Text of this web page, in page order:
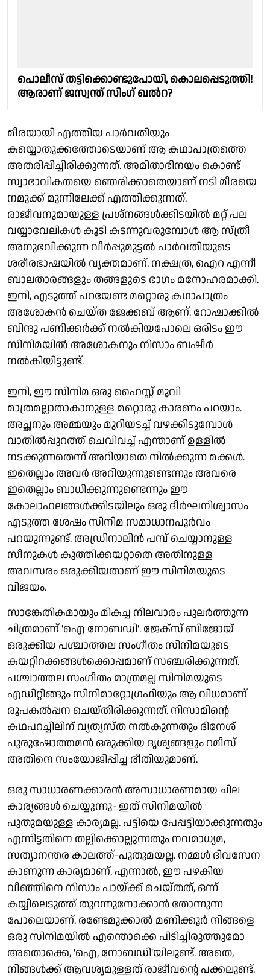
പൊലീസ് തട്ടിക്കൊണ്ടുപോയി, കൊലപ്പെടുത്തി!
ആരാണ് ജസ്വന്ത് സിംഗ് ഖൽറ?
മീരയായി എത്തിയ പാർവതിയും
കയ്യൊതുക്കത്തോടെയാണ് ആ കഥാപാത്രത്തെ
അതരിപ്പിച്ചിരിക്കുന്നത്. അമിതാഭിനയം കൊണ്ട്
സ്വാഭാവികതയെ ഞെരിക്കാതെയാണ് നടി മീരയെ
നമുക്ക് മുന്നിലേക്ക് എത്തിക്കുന്നത്.
രാജീവനുമായുള്ള പ്രശ്നങ്ങൾക്കിടയിൽ മറ്റ് പല
വയ്യാവേലികൾ കൂടി കടന്നുവരുമ്പോൾ ആ സ്ത്രീ
അനുഭവിക്കുന്ന വീർപ്പുമുട്ടൽ പാർവതിയുടെ
ശരീരഭാഷയിൽ വ്യക്തമാണ്. നക്ഷത്ര, ഐറ എന്നീ
ബാലതാരങ്ങളും തങ്ങളുടെ ഭാഗം മനോഹരമാക്കി.
ഇനി, എടുത്ത് പറയേണ്ട മറ്റൊരു കഥാപാത്രം
അശോകൻ ചെയ്ത ജേക്കബ് ആണ്. റോഷാക്കിൽ
ബിന്ദു പണിക്കർക്ക് നൽകിയപോലെ ഒരിടം ഈ
സിനിമയിൽ അശോകനും നിസാം ബഷീർ
നൽകിയിട്ടുണ്ട്.
ഇനി, ഈ സിനിമ ഒരു ഹൈസ്റ്റ് മൂവി
മാത്രമല്ലാതാകാനുള്ള മറ്റൊരു കാരണം പറയാം.
അച്ഛനും അമ്മയും മുറിയടച്ച് വഴക്കിടുമ്പോൾ
വാതിൽപ്പുറത്ത് ചെവിവച്ച് എന്താണ് ഉള്ളിൽ
നടക്കുന്നതെന്ന് അറിയാതെ നിൽക്കുന്ന മക്കൾ.
ഇതെല്ലാം അവർ അറിയുന്നുണ്ടെന്നും അവരെ
ഇതെല്ലാം ബാധിക്കുന്നുണ്ടെന്നും ഈ
കോലാഹലങ്ങൾക്കിടയിലും ഒരു ദീർഘനിശ്വാസം
എടുത്ത ശേഷം സിനിമ സമാധാനപൂർവം
പറയുന്നുണ്ട്. അഡ്രിനാലിൻ പമ്പ് ചെയ്യാനുള്ള
സീനുകൾ കുത്തിക്കയറ്റാതെ അതിനുള്ള
അവസരം ഒരുക്കിയതാണ് ഈ സിനിമയുടെ
വിജയം.
സാങ്കേതികമായും മികച്ച നിലവാരം പുലർത്തുന്ന
ചിത്രമാണ് 'ഐ നോബഡി'. ജേക്‌സ് ബിജോയ്
ഒരുക്കിയ പശ്ചാത്തല സംഗീതം സിനിമയുടെ
കയറ്റിറക്കങ്ങൾക്കൊപ്പമാണ് സഞ്ചരിക്കുന്നത്.
പശ്ചാത്തല സംഗീതം മാത്രമല്ല സിനിമയുടെ
എഡിറ്റിങ്ങും സിനിമാറ്റോഗ്രഫിയും ആ വിധമാണ്
രൂപകൽപ്പന ചെയ്തിരിക്കുന്നത്. നിസാമിന്റെ
കഥപറച്ചിലിന് വ്യത്യസ്ത നൽകുന്നതും ദിനേശ്
പുരുഷോത്തമൻ ഒരുക്കിയ ദൃശ്യങ്ങളും റമീസ്
അതിനെ സംയോജിപ്പിച്ച രീതിയുമാണ്.
ഒരു സാധാരണക്കാരൻ അസാധാരണമായ ചില
കാര്യങ്ങൾ ചെയ്യുന്നു- ഇത് സിനിമയിൽ
പുതുമയുള്ള കാര്യമല്ല. പട്ടിയെ പേപ്പട്ടിയാക്കുന്നതും
എന്നിട്ടതിനെ തല്ലിക്കൊല്ലുന്നതും നവമാധ്യമ,
സത്യാനന്തര കാലത്ത്-പുതുമയല്ല. നമ്മൾ ദിവസേന
കാണുന്ന കാര്യമാണ്. എന്നാൽ, ഈ പഴകിയ
വീഞ്ഞിനെ നിസാം പായ്ക്ക് ചെയ്തത്, ഒന്ന്
കയ്യിലെടുത്ത് തുറന്നുനോക്കാൻ തോന്നുന്ന
പോലെയാണ്. രണ്ടേമുക്കാൽ മണിക്കൂർ നിങ്ങളെ
ഒരു സിനിമയിൽ എന്തൊക്കെ പിടിച്ചിരുത്തുമോ
അതൊക്കെ, 'ഐ, നോബഡി'യിലുണ്ട്. അതെ,
നിങ്ങൾക്ക് ആവശ്യമുള്ളത് രാജീവന്റെ പക്കലുണ്ട്.